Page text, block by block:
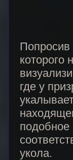
Попросив
которого
где у
подобное
укола.